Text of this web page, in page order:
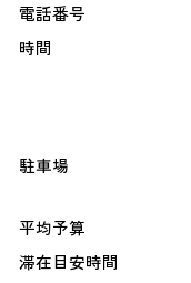
電話番号
時間
駐車場
平均予算
滞在目安時間